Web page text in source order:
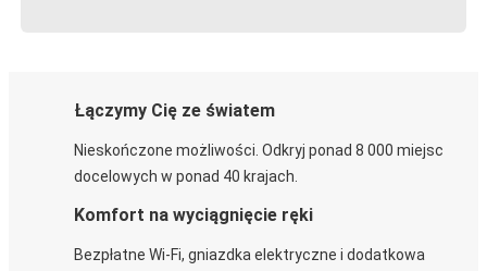
Łączymy Cię ze światem
Nieskończone możliwości. Odkryj ponad 8 000 miejsc
docelowych w ponad 40 krajach.
Komfort na wyciągnięcie ręki
Bezpłatne Wi-Fi, gniazdka elektryczne i dodatkowa